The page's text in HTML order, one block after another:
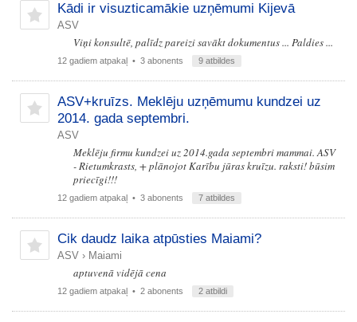
Kādi ir visuzticamākie uzņēmumi Kijevā
ASV
Viņi konsultē, palīdz pareizi savākt dokumentus ... Paldies ...
12 gadiem atpakaļ • 3 abonents 9 atbildes
ASV+kruīzs. Meklēju uzņēmumu kundzei uz
2014. gada septembri.
ASV
Meklēju firmu kundzei uz 2014.gada septembri mammai. ASV
- Rietumkrasts, + plānojot Karību jūras kruīzu. raksti! būsim
priecīgi!!!
12 gadiem atpakaļ • 3 abonents 7 atbildes
Cik daudz laika atpūsties Maiami?
ASV › Maiami
aptuvenā vidējā cena
12 gadiem atpakaļ • 2 abonents 2 atbildi